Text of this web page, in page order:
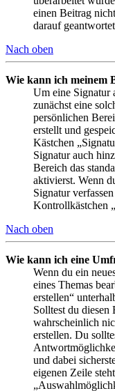
einen Beitrag
darauf
Nach oben
Wie kann ich meinem
Um eine Signatur
zunächst eine
persönlichen
erstellt und
Kästchen
Signatur auch
Bereich das
aktivierst. Wenn
Signatur
Kontrollkästchen
Nach oben
Wie kann ich eine
Wenn du ein
eines Themas
erstellen“
Solltest du diesen
wahrscheinlich
erstellen. Du
und dabei
eigenen Zeile